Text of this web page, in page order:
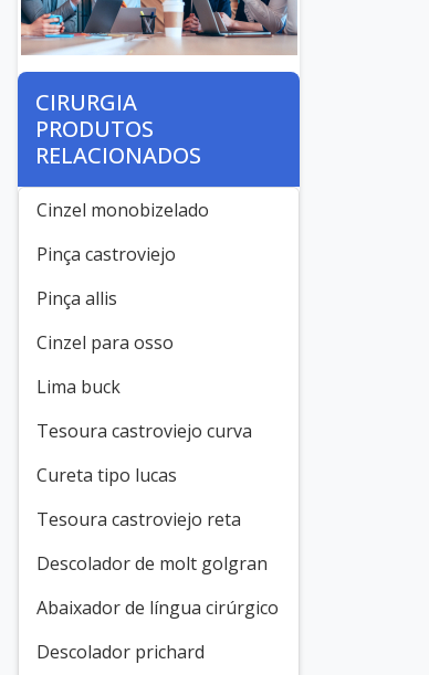
CIRURGIA
PRODUTOS
RELACIONADOS
Cinzel monobizelado
Pinça castroviejo
Pinça allis
Cinzel para osso
Lima buck
Tesoura castroviejo curva
Cureta tipo lucas
Tesoura castroviejo reta
Descolador de molt golgran
Abaixador de língua cirúrgico
Descolador prichard